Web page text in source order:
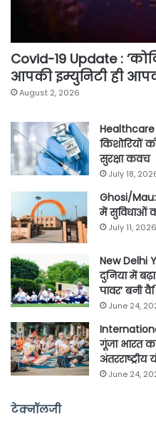
Covid-19 Update :
आपकी इम्युनिटी ही
August 2, 2026
किशोरियों
सुरक्षा कवच
July 18,
Ghosi/
में सुविधाओं
July 11, 2026
New Delhi
दुनिया में
पावर’ बनी
June 24,
गूंजा भारत
June 24,
टेक्नॉलजी